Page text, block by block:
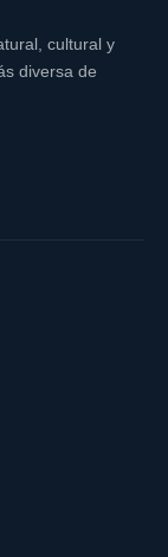
cultural y
diversa de